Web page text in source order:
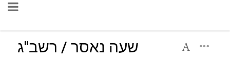
שעה נאסר / רשב"ג